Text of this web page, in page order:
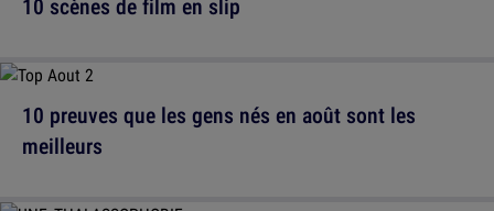
10 scènes de film en slip
10 preuves que les gens nés en août sont les
meilleurs